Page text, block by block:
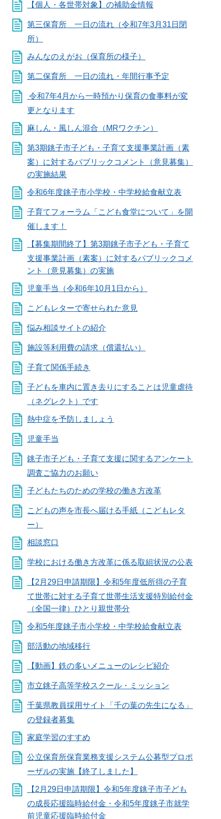
【個人・各世帯対象】の補助金情報
第三保育所 一日の流れ（令和7年3月31日閉
所）
みんなのえがお（保育所の様子）
第二保育所 一日の流れ・年間行事予定
令和7年4月から一時預かり保育の食事料が変
更となります
麻しん・風しん混合（MRワクチン）
第3期銚子市子ども・子育て支援事業計画（素
案）に対するパブリックコメント（意見募集）
の実施結果
令和6年度銚子市小学校・中学校給食献立表
子育てフォーラム「こども食堂について」を開
催します！
【募集期間終了】第3期銚子市子ども・子育て
支援事業計画（素案）に対するパブリックコメ
ント（意見募集）の実施
児童手当（令和6年10月1日から）
こどもレターで寄せられた意見
悩み相談サイトの紹介
施設等利用費の請求（償還払い）
子育て関係手続き
子どもを車内に置き去りにすることは児童虐待
（ネグレクト）です
熱中症を予防しましょう
児童手当
銚子市子ども・子育て支援に関するアンケート
調査ご協力のお願い
子どもたちのための学校の働き方改革
こどもの声を市長へ届ける手紙（こどもレタ
ー）
相談窓口
学校における働き方改革に係る取組状況の公表
【2月29日申請期限】令和5年度低所得の子育
て世帯に対する子育て世帯生活支援特別給付金
（全国一律）ひとり親世帯分
令和5年度銚子市小学校・中学校給食献立表
部活動の地域移行
【動画】鉄の多いメニューのレシピ紹介
市立銚子高等学校スクール・ミッション
千葉県教員採用サイト「千の葉の先生になる」
の登録者募集
家庭学習のすすめ
公立保育所保育業務支援システム公募型プロポ
ーザルの実施【終了しました】
【2月29日申請期限】令和5年度銚子市子ども
の成長応援臨時給付金・令和5年度銚子市就学
前児童応援臨時給付金